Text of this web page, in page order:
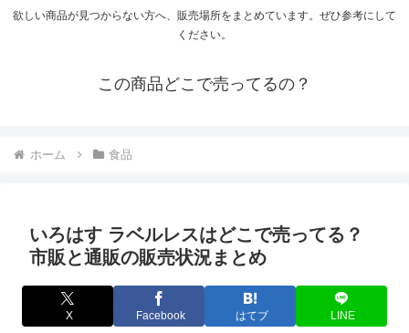
欲しい商品が見つからない方へ、販売場所をまとめています。ぜひ参考にして
ください。
この商品どこで売ってるの？
ホーム 食品
いろはす ラベルレスはどこで売ってる？
市販と通販の販売状況まとめ
X Facebook はてブ LINE